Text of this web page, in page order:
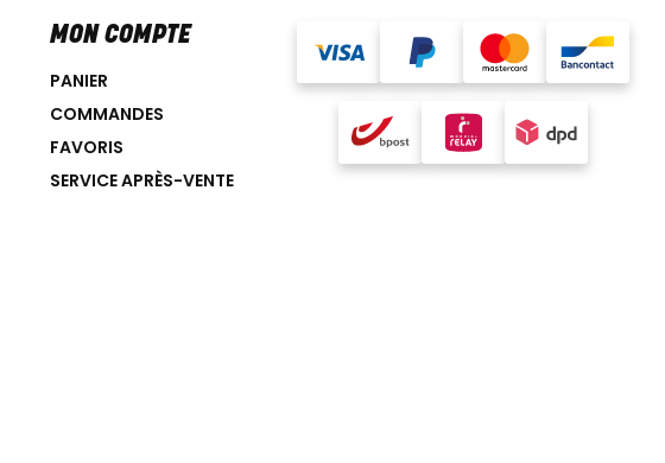
MON COMPTE
PANIER
COMMANDES
FAVORIS
SERVICE APRÈS-VENTE